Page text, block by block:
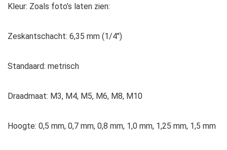
Kleur: Zoals foto’s laten zien:
Zeskantschacht: 6,35 mm (1/4″)
Standaard: metrisch
Draadmaat: M3, M4, M5, M6, M8, M10
Hoogte: 0,5 mm, 0,7 mm, 0,8 mm, 1,0 mm, 1,25 mm, 1,5 mm